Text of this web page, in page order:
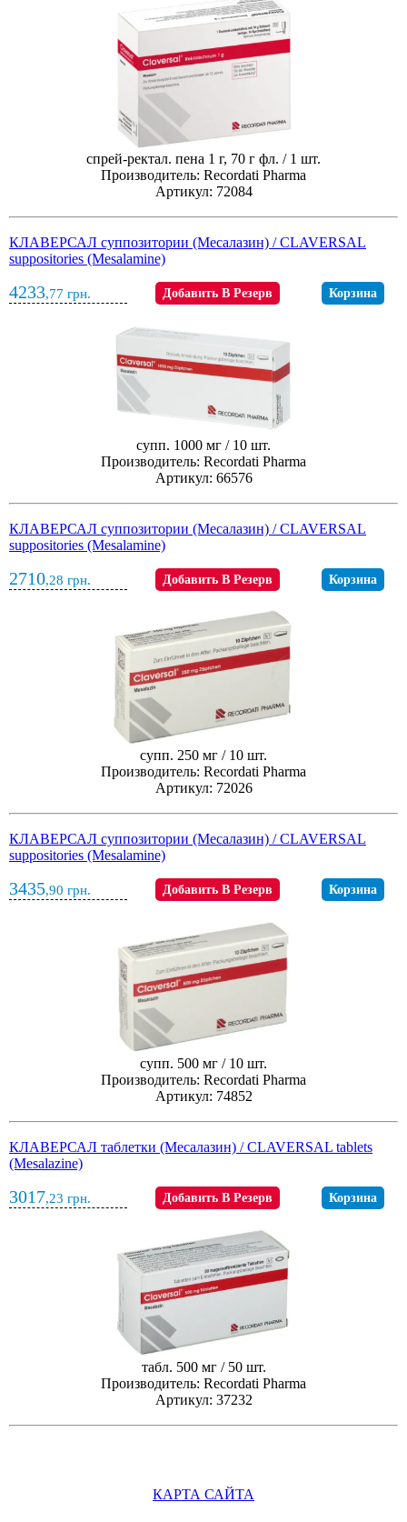
спрей-ректал. пена 1 г, 70 г фл. / 1 шт.
Производитель: Recordati Pharma
Артикул: 72084
КЛАВЕРСАЛ суппозитории (Месалазин) / CLAVERSAL
suppositories (Mesalamine)
4233,77 грн. Добавить В Резерв Корзина
супп. 1000 мг / 10 шт.
Производитель: Recordati Pharma
Артикул: 66576
КЛАВЕРСАЛ суппозитории (Месалазин) / CLAVERSAL
suppositories (Mesalamine)
2710,28 грн. Добавить В Резерв Корзина
супп. 250 мг / 10 шт.
Производитель: Recordati Pharma
Артикул: 72026
КЛАВЕРСАЛ суппозитории (Месалазин) / CLAVERSAL
suppositories (Mesalamine)
3435,90 грн. Добавить В Резерв Корзина
супп. 500 мг / 10 шт.
Производитель: Recordati Pharma
Артикул: 74852
КЛАВЕРСАЛ таблетки (Месалазин) / CLAVERSAL tablets
(Mesalazine)
3017,23 грн. Добавить В Резерв Корзина
табл. 500 мг / 50 шт.
Производитель: Recordati Pharma
Артикул: 37232
КАРТА САЙТА